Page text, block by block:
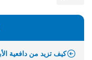
كيف تزيد من دافعية